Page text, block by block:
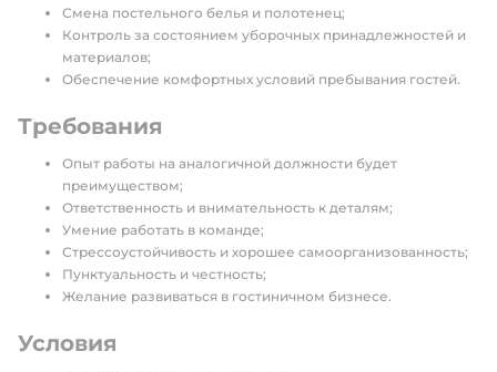
Смена постельного белья и полотенец;
Контроль за состоянием уборочных принадлежностей и
материалов;
Обеспечение комфортных условий пребывания гостей.
Требования
Опыт работы на аналогичной должности будет
преимуществом;
Ответственность и внимательность к деталям;
Умение работать в команде;
Стрессоустойчивость и хорошее самоорганизованность;
Пунктуальность и честность;
Желание развиваться в гостиничном бизнесе.
Условия